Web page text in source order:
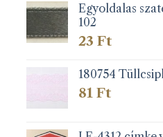
Egyoldalas
102
23Ft
180754
81Ft